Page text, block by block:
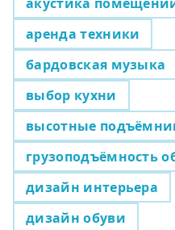
аренда техники
бардовская музыка
выбор кухни
высотные
грузоподъёмность
дизайн интерьера
дизайн обуви